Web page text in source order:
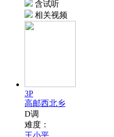
含试听
相关视频
3P
高邮西北乡
D调
难度：